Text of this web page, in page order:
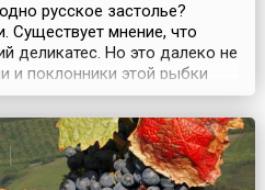
русское застолье?
Существует мнение, что
деликатес. Но это далеко не
и поклонники этой рыбки
год, в первых числах
съезжаются все
— селедки, на
(фин. Stadin Silakkamarkkinat),